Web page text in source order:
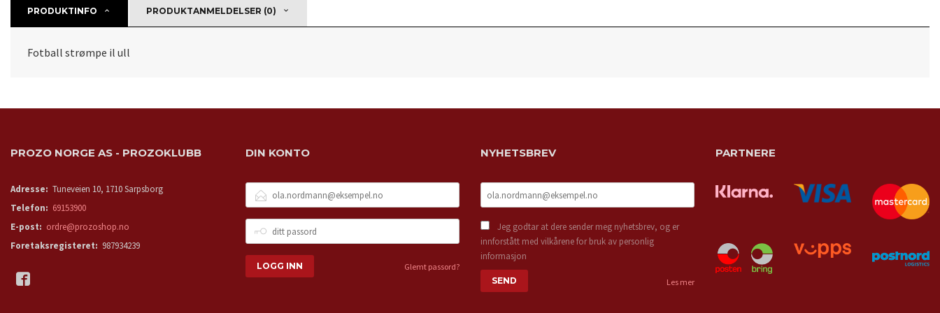
PRODUKTINFO PRODUKTANMELDELSER (0)
Fotball strømpe il ull
PROZO NORGE AS - PROZOKLUBB
Adresse: Tuneveien 10, 1710 Sarpsborg
Telefon: 69153900
E-post: ordre@prozoshop.no
Foretaksregisteret: 987934239
DIN KONTO
POSTADRESSE
PASSORD
Glemt passord?
NYHETSBREV
Jeg godtar at dere sender meg nyhetsbrev, og er
innforstått med vilkårene for bruk av personlig
informasjon
Les mer
PARTNERE